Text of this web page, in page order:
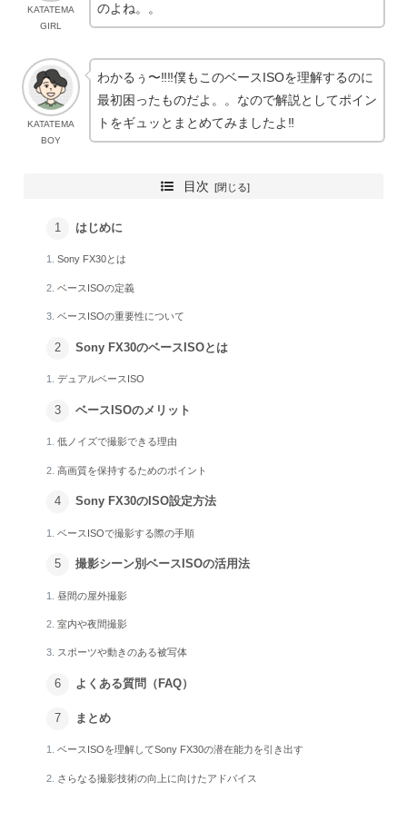
KATATEMA
GIRL
のよね。。
KATATEMA
BOY
わかるぅ〜‼︎‼️僕もこのベースISOを理解するのに
最初困ったものだよ。。なので解説としてポイン
トをギュッとまとめてみましたよ‼︎
目次
はじめに
Sony FX30とは
ベースISOの定義
ベースISOの重要性について
Sony FX30のベースISOとは
デュアルベースISO
ベースISOのメリット
低ノイズで撮影できる理由
高画質を保持するためのポイント
Sony FX30のISO設定方法
ベースISOで撮影する際の手順
撮影シーン別ベースISOの活用法
昼間の屋外撮影
室内や夜間撮影
スポーツや動きのある被写体
よくある質問（FAQ）
まとめ
ベースISOを理解してSony FX30の潜在能力を引き出す
さらなる撮影技術の向上に向けたアドバイス